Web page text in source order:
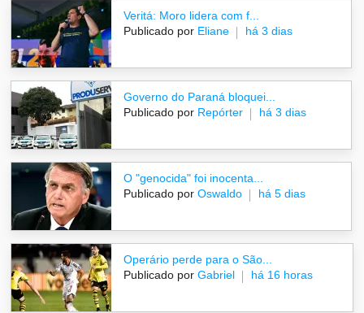
Veritá: Moro lidera com f...
Publicado por Eliane há 3 dias
Governo do Paraná bloquei...
Publicado por Repórter há 3 dias
O "genocida" foi inocenta...
Publicado por Oswaldo há 5 dias
Operário perde para o São...
Publicado por Gabriel há 16 horas